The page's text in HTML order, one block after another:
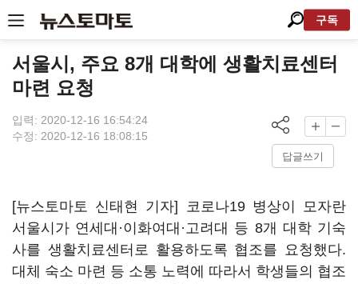
구독
서울시, 주요 8개 대학에 생활치료센터
마련 요청
입력: 2020-12-16 16:54:24
수정: 2020-12-16 18:08:15
답글쓰기
[뉴스토마토 신태현 기자] 코로나19 병상이 모자란
서울시가 연세대·이화여대·고려대 등 8개 대학 기숙
사를 생활치료센터로 활용하도록 협조를 요청했다.
대체 숙소 마련 등 소통 노력에 따라서 학생들의 협조